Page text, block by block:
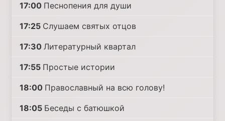
17:00 Песнопения для души
17:25 Слушаем святых отцов
17:30 Литературный квартал
17:55 Простые истории
18:00 Православный на всю голову!
18:05 Беседы с батюшкой